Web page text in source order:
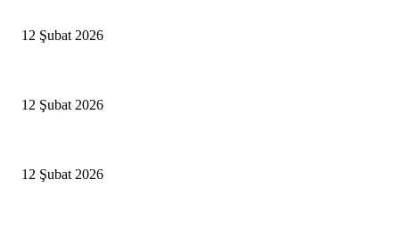
12 Şubat 2026
12 Şubat 2026
12 Şubat 2026